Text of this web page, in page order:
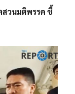
สวนมติพรรค ชี้